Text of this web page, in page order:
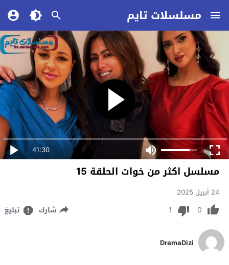
مسلسلات تايم
41:30
مسلسل اكثر من خوات الحلقة 15
24 أبريل 2025
0
1 شارك تبليغ
DramaDizi